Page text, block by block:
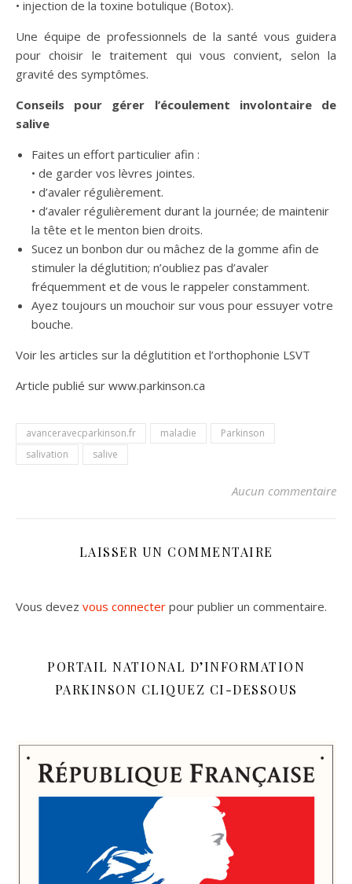
• injection de la toxine botulique (Botox).
Une équipe de professionnels de la santé vous guidera
pour choisir le traitement qui vous convient, selon la
gravité des symptômes.
Conseils pour gérer l’écoulement involontaire de
salive
Faites un effort particulier afin :
• de garder vos lèvres jointes.
• d’avaler régulièrement.
• d’avaler régulièrement durant la journée; de maintenir
la tête et le menton bien droits.
Sucez un bonbon dur ou mâchez de la gomme afin de
stimuler la déglutition; n’oubliez pas d’avaler
fréquemment et de vous le rappeler constamment.
Ayez toujours un mouchoir sur vous pour essuyer votre
bouche.
Voir les articles sur la déglutition et l’orthophonie LSVT
Article publié sur www.parkinson.ca
avanceravecparkinson.fr maladie
Parkinson
salivation
salive
Aucun commentaire
LAISSER UN COMMENTAIRE
Vous devez vous connecter pour publier un commentaire.
PORTAIL NATIONAL D’INFORMATION
PARKINSON CLIQUEZ CI-DESSOUS